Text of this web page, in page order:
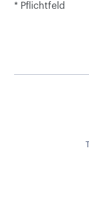
* Pflichtfeld